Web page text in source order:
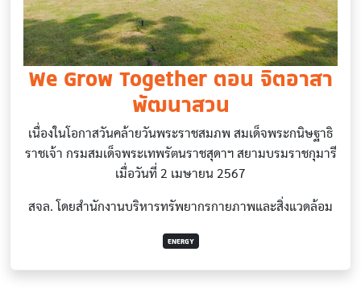
We Grow Together ตอน จิตอาสา
พัฒนาสวน
เนื่องในโอกาสวันคล้ายวันพระราชสมภพ สมเด็จพระกนิษฐาธิ
ราชเจ้า กรมสมเด็จพระเทพรัตนราชสุดาฯ สยามบรมราชกุมารี
เมื่อวันที่ 2 เมษายน 2567
สจล. โดยสำนักงานบริหารทรัพยากรกายภาพและสิ่งแวดล้อม
ENERGY